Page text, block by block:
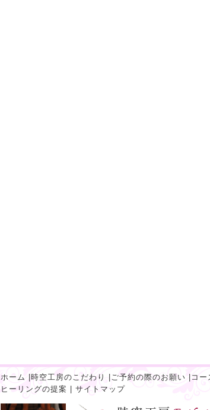
ホーム 時空工房のこだわり ご予約の際のお願い コー
ヒーリングの提案
サイトマップ